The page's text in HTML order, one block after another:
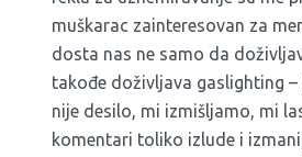
muškarac zainteresovan za
dosta nas ne samo da
takođe doživljava gaslighting
nije desilo, mi izmišljamo, mi
komentari toliko izlude i